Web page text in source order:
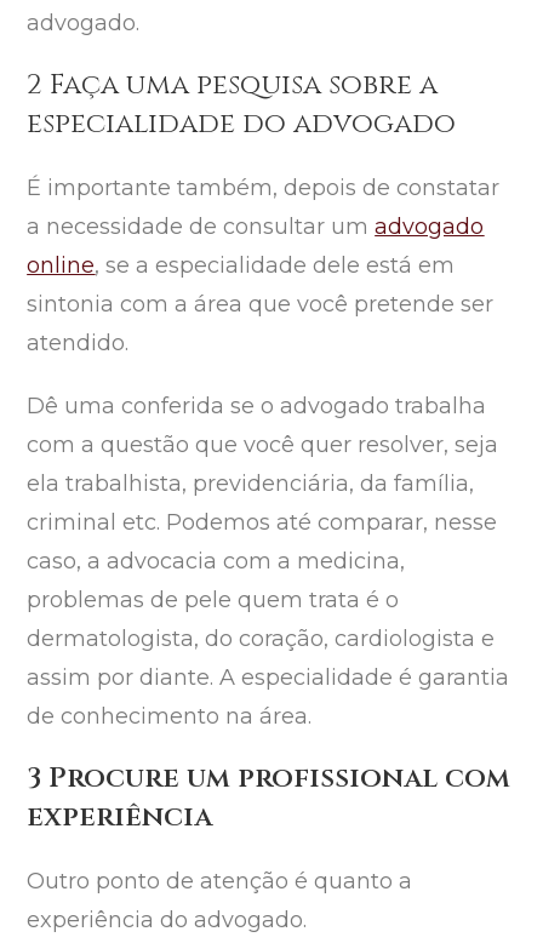
advogado.
2 Faça uma pesquisa sobre a
especialidade do advogado
É importante também, depois de constatar
a necessidade de consultar umadvogado
online, se a especialidade dele está em
sintonia com a área que você pretende ser
atendido.
Dê uma conferida se o advogado trabalha
com a questão que você quer resolver, seja
ela trabalhista, previdenciária, da família,
criminal etc. Podemos até comparar, nesse
caso, a advocacia com a medicina,
problemas de pele quem trata é o
dermatologista, do coração, cardiologista e
assim por diante. A especialidade é garantia
de conhecimento na área.
3 Procure um profissional com
experiência
Outro ponto de atenção é quanto a
experiência do advogado.